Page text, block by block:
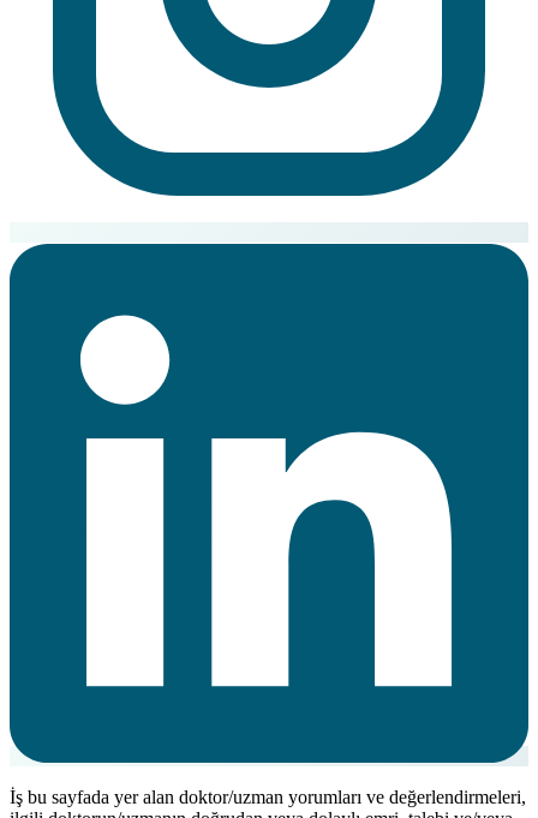
İş bu sayfada yer alan doktor/uzman yorumları ve değerlendirmeleri,